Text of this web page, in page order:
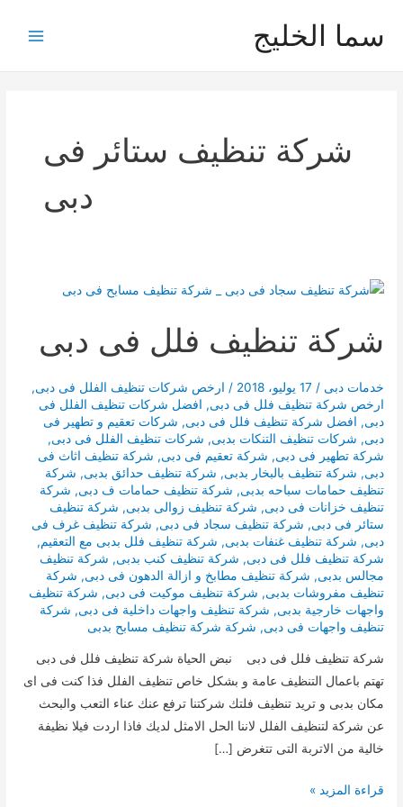
سما الخليج
شركة تنظيف ستائر فى
دبى
شركة تنظيف فلل فى دبى
خدمات دبى / 17 يوليو، 2018 / ارخص شركات تنظيف الفلل فى دبى,
ارخص شركة تنظيف فلل فى دبى, افضل شركات تنظيف الفلل فى
دبى, افضل شركة تنظيف فلل فى دبى, شركات تعقيم و تطهير فى
دبى, شركات تنظيف التنكات بدبى, شركات تنظيف الفلل فى دبى,
شركة تطهير فى دبى, شركة تعقيم فى دبى, شركة تنظيف اثاث فى
دبى, شركة تنظيف بالبخار بدبى, شركة تنظيف حدائق بدبى, شركة
تنظيف حمامات سباحه بدبى, شركة تنظيف حمامات ف دبى, شركة
تنظيف خزانات فى دبى, شركة تنظيف زوالى بدبى, شركة تنظيف
ستائر فى دبى, شركة تنظيف سجاد فى دبى, شركة تنظيف غرف فى
دبى, شركة تنظيف غنفات بدبى, شركة تنظيف فلل بدبى مع التعقيم,
شركة تنظيف فلل فى دبى, شركة تنظيف كنب بدبى, شركة تنظيف
مجالس بدبى, شركة تنظيف مطابخ و ازالة الدهون فى دبى, شركة
تنظيف مفروشات بدبى, شركة تنظيف موكيت فى دبى, شركة تنظيف
واجهات خارجية بدبى, شركة تنظيف واجهات داخلية فى دبى, شركة
تنظيف واجهات فى دبى, شركة شركة تنظيف مسابح بدبى
شركة تنظيف فلل فى دبى نبض الحياة شركة تنظيف فلل فى دبى
تهتم باعمال التنظيف عامة و بشكل خاص تنظيف الفلل فذا كنت فى اى
مكان بدبى و تريد تنظيف فلتك شركتنا ترفع عنك عناء التعب والبحث
عن شركة لتنظيف الفلل لاننا الحل الامثل لديك فاذا اردت فيلا نظيفة
خالية من الاتربة التى تتغرض […]
شركة
قراءة المزيد »